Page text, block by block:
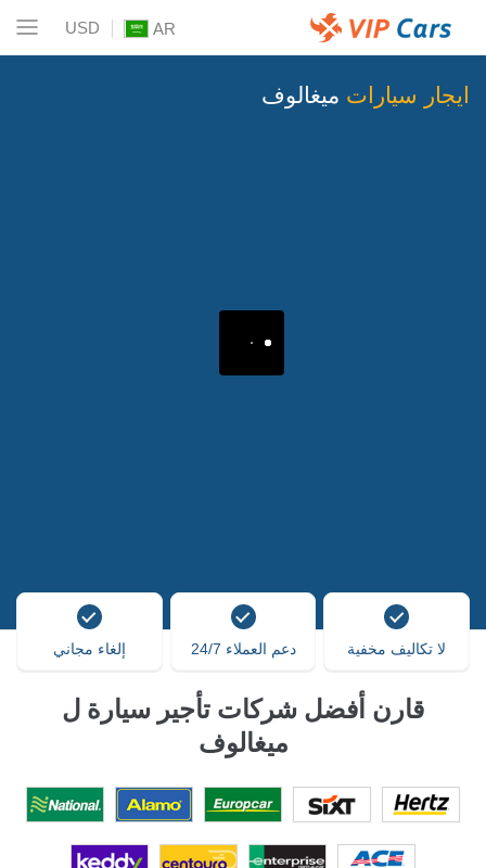
AR
USD
ايجار سيارات ميغالوف
لا تكاليف مخفية دعم العملاء 24/7 إلغاء مجاني
قارن أفضل شركات تأجير سيارة ل
ميغالوف